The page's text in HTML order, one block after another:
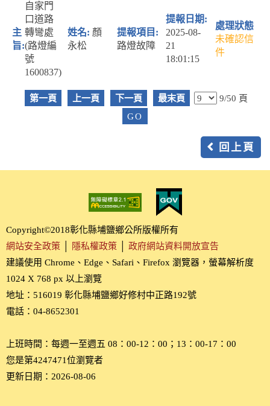
自家門
口道路
轉彎處
(路燈編
號
1600837)
顏
永松
路燈故障
2025-08-
21
18:01:15
未確認信
件
第一頁 上一頁 下一頁 最末頁 9/50 頁
回上頁
Copyright©2018彰化縣埔鹽鄉公所版權所有
網站安全政策
隱私權政策
政府網站資料開放宣告
建議使用 Chrome、Edge、Safari、Firefox 瀏覽器，螢幕解析度
1024 X 768 px 以上瀏覽
地址：516019 彰化縣埔鹽鄉好修村中正路192號
電話：04-8652301
上班時間：每週一至週五 08：00-12：00；13：00-17：00
您是第4247471位瀏覽者
更新日期：2026-08-06